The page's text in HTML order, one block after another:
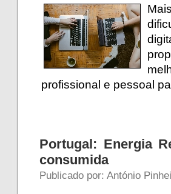
profissional e pessoal
Portugal: Energia
consumida
Publicado por: António